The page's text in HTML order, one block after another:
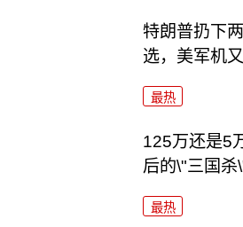
特朗普扔下
选，美军机
最热
125万还是5
后的\"三国杀
最热